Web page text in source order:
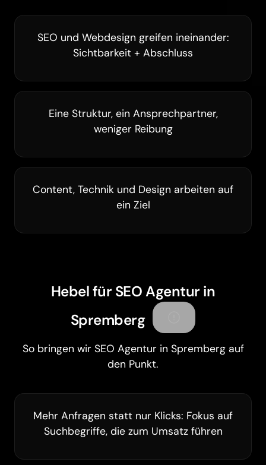
SEO und Webdesign greifen ineinander:
Sichtbarkeit + Abschluss
Eine Struktur, ein Ansprechpartner,
weniger Reibung
Content, Technik und Design arbeiten auf
ein Ziel
Hebel für SEO Agentur in
Spremberg
So bringen wir SEO Agentur in Spremberg auf
den Punkt.
Mehr Anfragen statt nur Klicks: Fokus auf
Suchbegriffe, die zum Umsatz führen